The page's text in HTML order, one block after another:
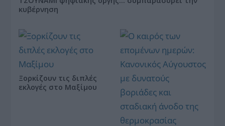
κυβέρνηση
Ξορκίζουν τις διπλές
εκλογές στο Μαξίμου